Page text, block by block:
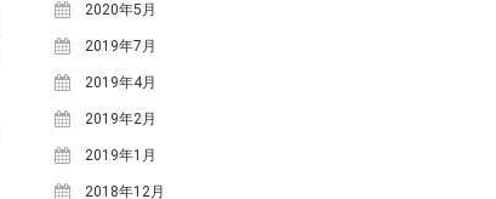
2020年5月
2019年7月
2019年4月
2019年2月
2019年1月
2018年12月